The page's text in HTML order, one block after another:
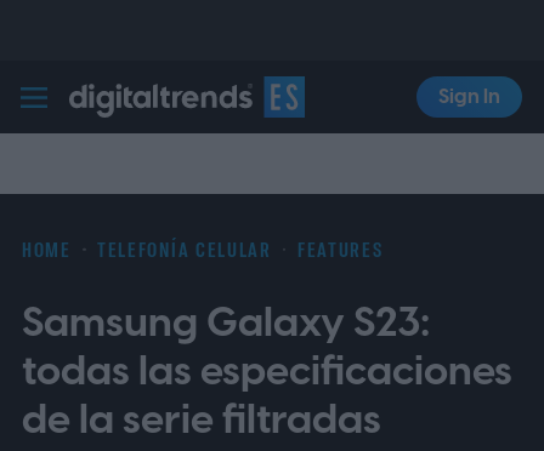
Digital Trends Español
Sign In
HOME TELEFONÍA CELULAR FEATURES
Samsung Galaxy S23:
todas las especificaciones
de la serie filtradas